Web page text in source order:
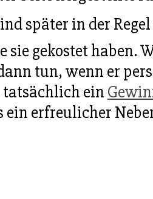
später in der
gekostet haben.
tun, wenn er
ein
erfreulicher